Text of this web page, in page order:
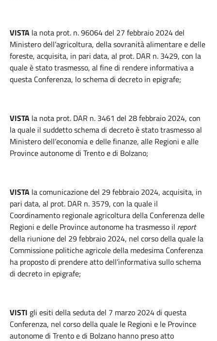
VISTA la nota prot. n. 96064 del 27 febbraio 2024 del
Ministero dell’agricoltura, della sovranità alimentare e delle
foreste, acquisita, in pari data, al prot. DAR n. 3429, con la
quale è stato trasmesso, al fine di rendere informativa a
questa Conferenza, lo schema di decreto in epigrafe;
VISTA la nota prot. DAR n. 3461 del 28 febbraio 2024, con
la quale il suddetto schema di decreto è stato trasmesso al
Ministero dell’economia e delle finanze, alle Regioni e alle
Province autonome di Trento e di Bolzano;
VISTA la comunicazione del 29 febbraio 2024, acquisita, in
pari data, al prot. DAR n. 3579, con la quale il
Coordinamento regionale agricoltura della Conferenza delle
Regioni e delle Province autonome ha trasmesso il report
della riunione del 29 febbraio 2024, nel corso della quale la
Commissione politiche agricole della medesima Conferenza
ha proposto di prendere atto dell’informativa sullo schema
di decreto in epigrafe;
VISTI gli esiti della seduta del 7 marzo 2024 di questa
Conferenza, nel corso della quale le Regioni e le Province
autonome di Trento e di Bolzano hanno preso atto